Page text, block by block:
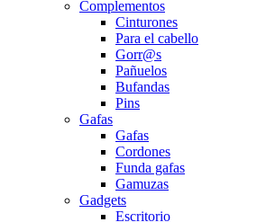
Complementos
Cinturones
Para el cabello
Gorr@s
Pañuelos
Bufandas
Pins
Gafas
Gafas
Cordones
Funda gafas
Gamuzas
Gadgets
Escritorio